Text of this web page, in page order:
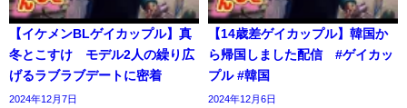
【イケメンBLゲイカップル】真
冬とこすけ モデル2人の繰り広
げるラブラブデートに密着
2024年12月7日
【14歳差ゲイカップル】韓国か
ら帰国しました配信 #ゲイカッ
プル #韓国
2024年12月6日